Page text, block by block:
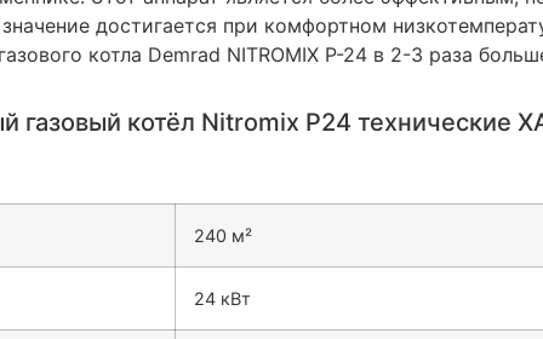
достигается при комфортном
котла Demrad NITROMIX P-24 в 2-3 раза
газовый котёл Nitromix P24
240 м²
24 кВт